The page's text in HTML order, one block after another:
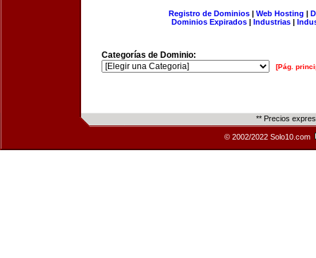
Registro de Dominios| Web Hosting |
Dominios Expirados | Industrias |
Categorías de Dominio:
[Pág.
** Precios
© 2002/2022 Solo10.com